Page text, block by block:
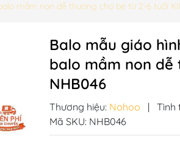
mầm non dễ thương cho bé từ 2-6 tuổi
Balo mẫu giáo
balo mầm non dễ
NHB046
Thương hiệu: Nohoo |
Tình
Mã SKU: NHB046